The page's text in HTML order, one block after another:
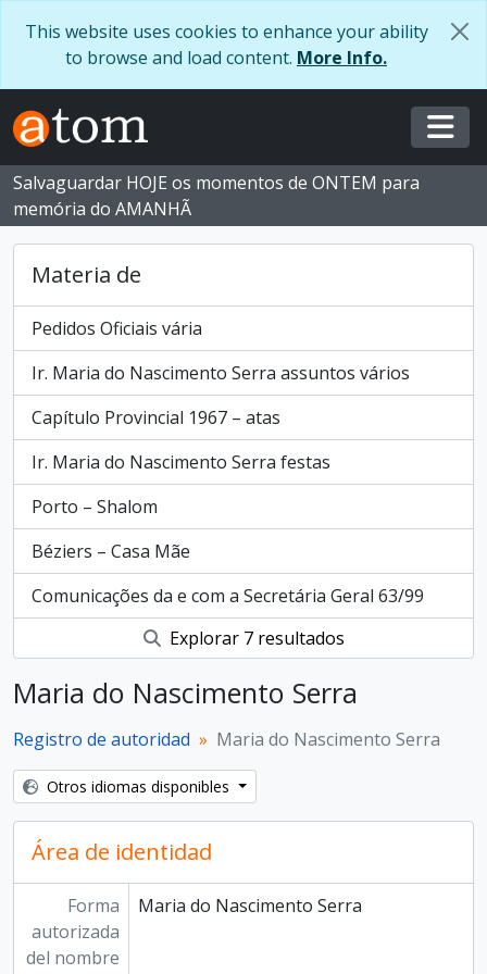
This website uses cookies to enhance your ability
to browse and load content. More Info.
Salvaguardar HOJE os momentos de ONTEM para
memória do AMANHÃ
Materia de
Pedidos Oficiais vária
Ir. Maria do Nascimento Serra assuntos vários
Capítulo Provincial 1967 – atas
Ir. Maria do Nascimento Serra festas
Porto – Shalom
Béziers – Casa Mãe
Comunicações da e com a Secretária Geral 63/99
Explorar 7 resultados
Maria do Nascimento Serra
Registro de autoridad Maria do Nascimento Serra
Otros idiomas disponibles
Área de identidad
Forma
autorizada
del nombre
Maria do Nascimento Serra